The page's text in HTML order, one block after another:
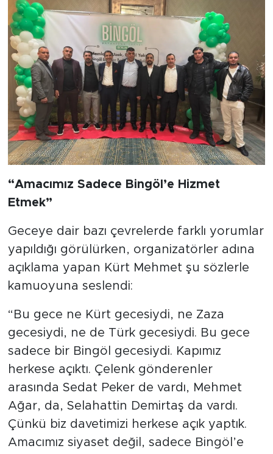
“Amacımız Sadece Bingöl’e Hizmet
Etmek”
Geceye dair bazı çevrelerde farklı yorumlar
yapıldığı görülürken, organizatörler adına
açıklama yapan Kürt Mehmet şu sözlerle
kamuoyuna seslendi:
“Bu gece ne Kürt gecesiydi, ne Zaza
gecesiydi, ne de Türk gecesiydi. Bu gece
sadece bir Bingöl gecesiydi. Kapımız
herkese açıktı. Çelenk gönderenler
arasında Sedat Peker de vardı, Mehmet
Ağar, da, Selahattin Demirtaş da vardı.
Çünkü biz davetimizi herkese açık yaptık.
Amacımız siyaset değil, sadece Bingöl’e